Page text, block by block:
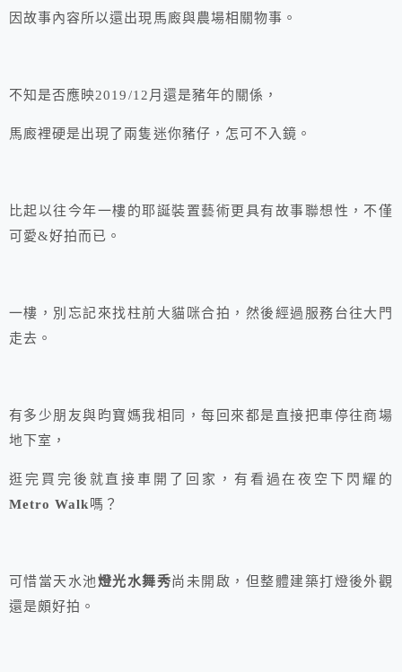
因故事內容所以還出現馬廄與農場相關物事。
不知是否應映2019/12月還是豬年的關係，
馬廄裡硬是出現了兩隻迷你豬仔，怎可不入鏡。
比起以往今年一樓的耶誕裝置藝術更具有故事聯想性，不僅
可愛&好拍而已。
一樓，別忘記來找柱前大貓咪合拍，然後經過服務台往大門
走去。
有多少朋友與昀寶媽我相同，每回來都是直接把車停往商場
地下室，
逛完買完後就直接車開了回家，有看過在夜空下閃耀的
Metro Walk嗎？
可惜當天水池燈光水舞秀尚未開啟，但整體建築打燈後外觀
還是頗好拍。